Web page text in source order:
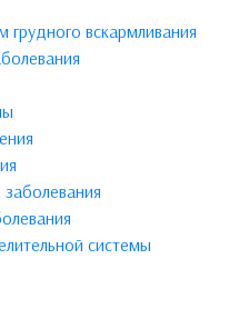
грудного вскармливания
системы